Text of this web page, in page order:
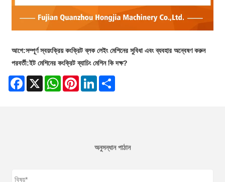
আগে:সম্পূর্ণ স্বয়ংক্রিয় কংক্রিট ব্লক লেইং মেশিনের সুবিধা এবং ব্যবহার অন্বেষণ করুন
পরবর্তী:ইট মেশিনের কংক্রিট ব্যাচিং মেশিন কি দক্ষ?
Facebook
X WhatsAppPinterestLinkedIn
অনুসন্ধান পাঠান